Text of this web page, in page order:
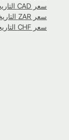
سعر CAD التاريخي
سعر ZAR التاريخي
سعر CHF التاريخي